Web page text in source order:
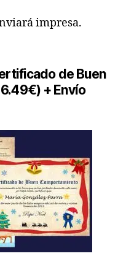
impresa.
de Buen
+ Envío